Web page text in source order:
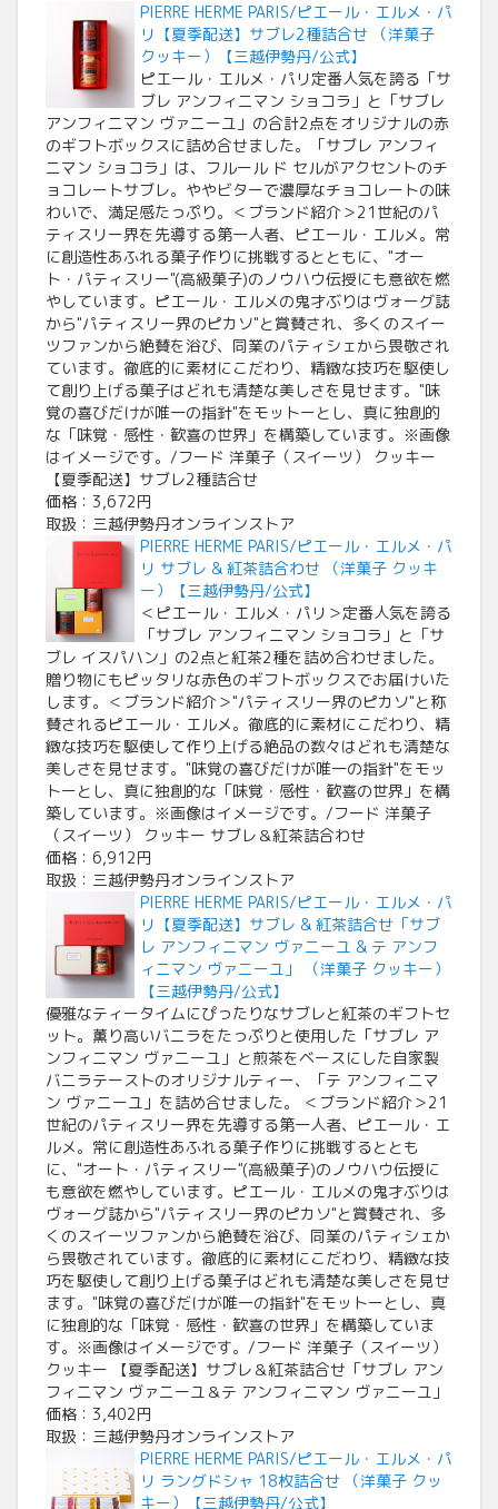
PIERRE HERME PARIS/ピエール・エルメ・パ
リ【夏季配送】サブレ2種詰合せ （洋菓子
クッキー）【三越伊勢丹/公式】
ピエール・エルメ・パリ定番人気を誇る「サ
ブレ アンフィニマン ショコラ」と「サブレ
アンフィニマン ヴァニーユ」の合計2点をオリジナルの赤
のギフトボックスに詰め合せました。「サブレ アンフィ
ニマン ショコラ」は、フルール ド セルがアクセントのチ
ョコレートサブレ。ややビターで濃厚なチョコレートの味
わいで、満足感たっぷり。＜ブランド紹介＞21世紀のパ
ティスリー界を先導する第一人者、ピエール・エルメ。常
に創造性あふれる菓子作りに挑戦するとともに、"オー
ト・パティスリー"(高級菓子)のノウハウ伝授にも意欲を燃
やしています。ピエール・エルメの鬼才ぶりはヴォーグ誌
から"パティスリー界のピカソ"と賞賛され、多くのスイー
ツファンから絶賛を浴び、同業のパティシェから畏敬され
ています。徹底的に素材にこだわり、精緻な技巧を駆使し
て創り上げる菓子はどれも清楚な美しさを見せます。"味
覚の喜びだけが唯一の指針"をモットーとし、真に独創的
な「味覚・感性・歓喜の世界」を構築しています。※画像
はイメージです。/フード 洋菓子（スイーツ） クッキー
【夏季配送】サブレ2種詰合せ
価格：3,672円
取扱：三越伊勢丹オンラインストア
PIERRE HERME PARIS/ピエール・エルメ・パ
リ サブレ & 紅茶詰合わせ （洋菓子 クッキ
ー）【三越伊勢丹/公式】
＜ピエール・エルメ・パリ＞定番人気を誇る
「サブレ アンフィニマン ショコラ」と「サ
ブレ イスパハン」の2点と紅茶2種を詰め合わせました。
贈り物にもピッタリな赤色のギフトボックスでお届けいた
します。＜ブランド紹介＞"パティスリー界のピカソ"と称
賛されるピエール・エルメ。徹底的に素材にこだわり、精
緻な技巧を駆使して作り上げる絶品の数々はどれも清楚な
美しさを見せます。"味覚の喜びだけが唯一の指針"をモッ
トーとし、真に独創的な「味覚・感性・歓喜の世界」を構
築しています。※画像はイメージです。/フード 洋菓子
（スイーツ） クッキー サブレ＆紅茶詰合わせ
価格：6,912円
取扱：三越伊勢丹オンラインストア
PIERRE HERME PARIS/ピエール・エルメ・パ
リ【夏季配送】サブレ & 紅茶詰合せ「サブ
レ アンフィニマン ヴァニーユ & テ アンフ
ィニマン ヴァニーユ」 （洋菓子 クッキー）
【三越伊勢丹/公式】
優雅なティータイムにぴったりなサブレと紅茶のギフトセ
ット。薫り高いバニラをたっぷりと使用した「サブレ ア
ンフィニマン ヴァニーユ」と煎茶をベースにした自家製
バニラテーストのオリジナルティー、「テ アンフィニマ
ン ヴァニーユ」を詰め合せました。 ＜ブランド紹介＞21
世紀のパティスリー界を先導する第一人者、ピエール・エ
ルメ。常に創造性あふれる菓子作りに挑戦するととも
に、"オート・パティスリー"(高級菓子)のノウハウ伝授に
も意欲を燃やしています。ピエール・エルメの鬼才ぶりは
ヴォーグ誌から"パティスリー界のピカソ"と賞賛され、多
くのスイーツファンから絶賛を浴び、同業のパティシェか
ら畏敬されています。徹底的に素材にこだわり、精緻な技
巧を駆使して創り上げる菓子はどれも清楚な美しさを見せ
ます。"味覚の喜びだけが唯一の指針"をモットーとし、真
に独創的な「味覚・感性・歓喜の世界」を構築していま
す。※画像はイメージです。/フード 洋菓子（スイーツ）
クッキー 【夏季配送】サブレ＆紅茶詰合せ「サブレ アン
フィニマン ヴァニーユ＆テ アンフィニマン ヴァニーユ」
価格：3,402円
取扱：三越伊勢丹オンラインストア
PIERRE HERME PARIS/ピエール・エルメ・パ
リ ラングドシャ 18枚詰合せ （洋菓子 クッ
キー）【三越伊勢丹/公式】